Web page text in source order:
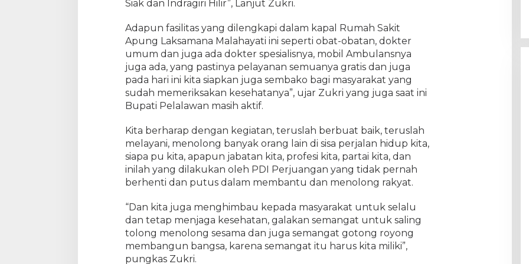
e
g
o
b
a
n
G
a
t
s
D
K
p
a
l
Siak dan Indragiri Hilir”, Lanjut Zukri.
Adapun fasilitas yang dilengkapi dalam kapal Rumah Sakit
Apung Laksamana Malahayati ini seperti obat-obatan, dokter
umum dan juga ada dokter spesialisnya, mobil Ambulansnya
juga ada, yang pastinya pelayanan semuanya gratis dan juga
pada hari ini kita siapkan juga sembako bagi masyarakat yang
sudah memeriksakan kesehatanya”, ujar Zukri yang juga saat ini
Bupati Pelalawan masih aktif.
Kita berharap dengan kegiatan, teruslah berbuat baik, teruslah
melayani, menolong banyak orang lain di sisa perjalan hidup kita,
siapa pu kita, apapun jabatan kita, profesi kita, partai kita, dan
inilah yang dilakukan oleh PDI Perjuangan yang tidak pernah
berhenti dan putus dalam membantu dan menolong rakyat.
“Dan kita juga menghimbau kepada masyarakat untuk selalu
dan tetap menjaga kesehatan, galakan semangat untuk saling
tolong menolong sesama dan juga semangat gotong royong
membangun bangsa, karena semangat itu harus kita miliki”,
pungkas Zukri.